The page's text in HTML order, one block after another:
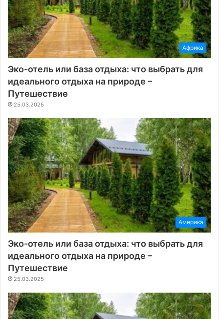
Африка
Эко-отель или база отдыха: что выбрать для
идеального отдыха на природе –
Путешествие
25.03.2025
Америка
Эко-отель или база отдыха: что выбрать для
идеального отдыха на природе –
Путешествие
25.03.2025